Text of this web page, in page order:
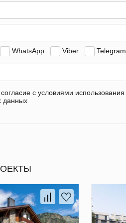
WhatsApp Viber Telegram
с условиями использования
данных